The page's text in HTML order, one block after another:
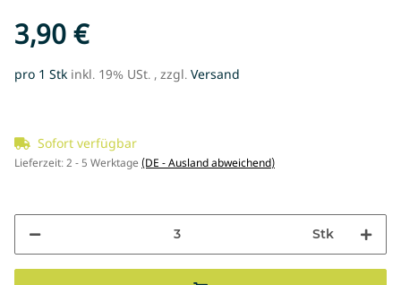
3,90 €
pro 1 Stk inkl. 19% USt. , zzgl. Versand
Sofort verfügbar
Lieferzeit:2 - 5 Werktage (DE - Ausland abweichend)
Stk